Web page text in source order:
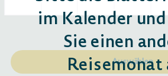
im Kalender
Sie einen
Reisemonat
Auswählen